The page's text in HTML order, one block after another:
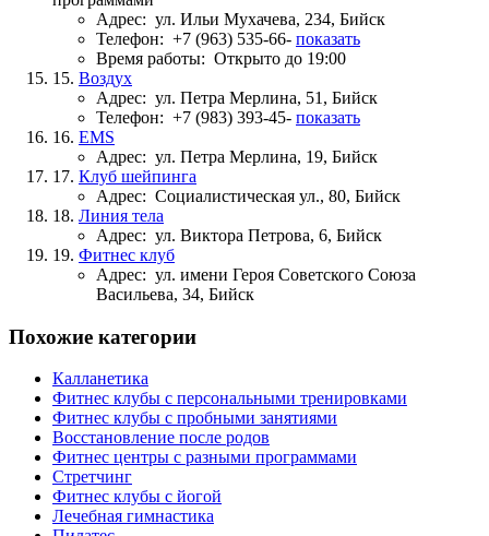
Адрес: ул. Ильи Мухачева, 234, Бийск
Телефон: +7 (963) 535-66- показать
Время работы: Открыто до 19:00
15. Воздух
Адрес: ул. Петра Мерлина, 51, Бийск
Телефон: +7 (983) 393-45- показать
16. EMS
Адрес: ул. Петра Мерлина, 19, Бийск
17. Клуб шейпинга
Адрес: Социалистическая ул., 80, Бийск
18. Линия тела
Адрес: ул. Виктора Петрова, 6, Бийск
19. Фитнес клуб
Адрес: ул. имени Героя Советского Союза
Васильева, 34, Бийск
Похожие категории
Калланетика
Фитнес клубы с персональными тренировками
Фитнес клубы с пробными занятиями
Восстановление после родов
Фитнес центры с разными программами
Стретчинг
Фитнес клубы с йогой
Лечебная гимнастика